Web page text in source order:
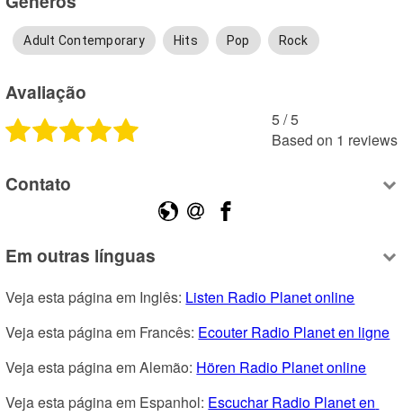
Adult Contemporary Hits Pop Rock
Avaliação
5 /5
Based on 1 reviews
Contato
Em outras línguas
Veja esta página em Inglês: Listen Radio Planet online
Veja esta página em Francês: Ecouter Radio Planet en ligne
Veja esta página em Alemão: Hören Radio Planet online
Veja esta página em Espanhol: Escuchar Radio Planet en